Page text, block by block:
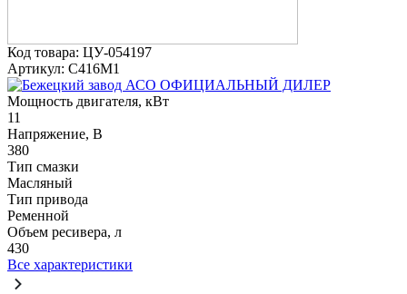
Код товара: ЦУ-054197
Артикул: С416М1
ОФИЦИАЛЬНЫЙ ДИЛЕР
Мощность двигателя, кВт
11
Напряжение, В
380
Тип смазки
Масляный
Тип привода
Ременной
Объем ресивера, л
430
Все характеристики